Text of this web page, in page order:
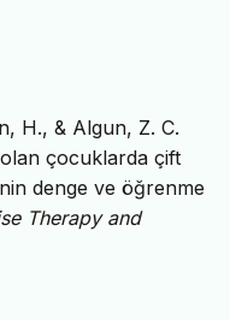
H., & Algun, Z. C.
çocuklarda çift
denge ve öğrenme
Therapy and